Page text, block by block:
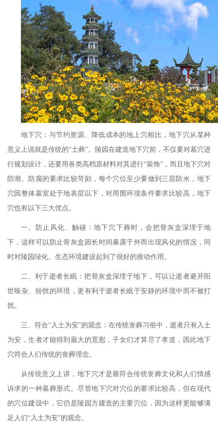
地下穴 ：与节约资源、降低成本的地上穴相比，地下穴从某种
意义上说就是传统的“土葬”。陵园在建造地下穴前，不仅要对墓穴进
行规划设计，还要用各类高档原材料对其进行“装饰”，而且地下穴对
防潮、防腐的要求比较苛刻，每个穴位至少要做到三层防水，地下
穴因整体墓室处于地表层以下，对周围环境条件要求比较高，地下
穴也有以下三大优点。
一、防止风化、触碰：地下穴下葬时，会把骨灰盒深埋于地
下，这样可以防止骨灰盒因长时间暴露于外而出现风化的情况，同
时对陵园绿化、生态环境建设起到了很好的推动作用。
二、利于逝者长眠：把骨灰盒深埋于地下，可以让逝者避开阳
世噪杂、纷扰的环境，更有利于逝者长眠于安静的环境中而不被打
扰。
三、符合“入土为安”的观念：在传统丧葬习俗中，逝者只有入土
为安，生者才能得到最大的宽慰，子女们才算尽了孝道，因此地下
穴符合人们传统的丧葬理念。
从传统意义上讲，地下穴才是最符合传统丧葬文化和人们情感
诉求的一种墓葬形式。尽管地下穴对穴位的要求比较高，但在现代
的穴位建设中，它仍是陵园方建造的主要穴位，因为这样更能够满
足人们“入土为安”的观念。